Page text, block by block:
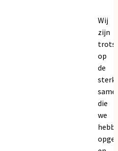
Wij
zijn
trots
op
de
die
we